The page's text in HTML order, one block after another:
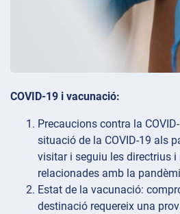
COVID-19 i vacunació:
Precaucions contra la
situació de la COVID-19 als
visitar i seguiu les directrius
relacionades amb la
Estat de la vacunació:
destinació requereix una